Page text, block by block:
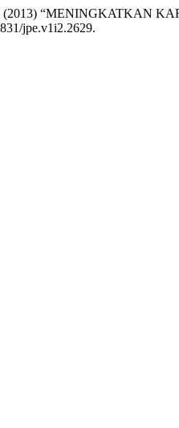
(2013) “MENINGKATKAN
jpe.v1i2.2629.